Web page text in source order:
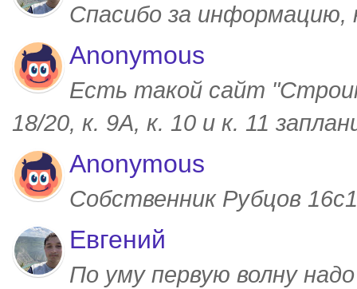
Спасибо за
Anonymous
Есть такой сайт
18/20, к. 9А, к. 10 и к. 11
Anonymous
Собственник Рубцов
Евгений
По уму первую волну